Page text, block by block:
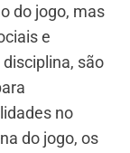
do jogo, mas
e
são
no
do jogo, os